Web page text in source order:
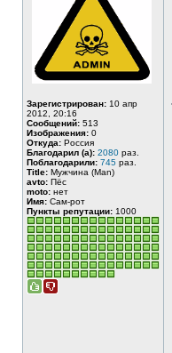
Зарегистрирован: 10 апр
2012, 20:16
Сообщений: 513
Изображения: 0
Откуда: Россия
Благодарил (а): 2080 раз.
Поблагодарили: 745 раз.
Title: Мужчина (Man)
avto: Пёс
moto: нет
Имя: Сам-рот
Пункты репутации: 1000